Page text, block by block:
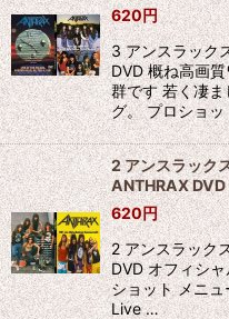
620円
3 アンスラック
DVD 概ね高画
群です 若く凄
グ。 プロショ
2 アンスラック
ANTHRAX DVD
620円
2 アンスラック
DVD オフィシ
ショット メニ
Live …